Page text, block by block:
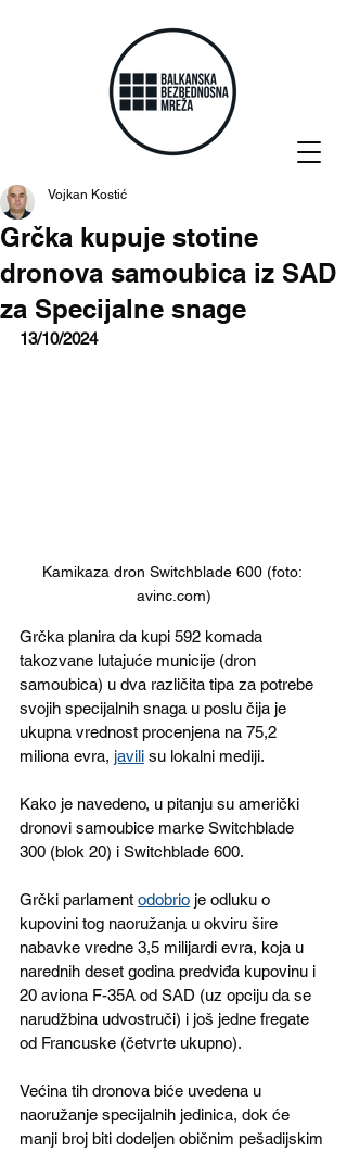
Grčka kupuje stotine
dronova samoubica iz SAD
za Specijalne snage
Vojkan Kostić
13/10/2024
Kamikaza dron Switchblade 600 (foto:
avinc.com)
Grčka planira da kupi 592 komada
takozvane lutajuće municije (dron
samoubica) u dva različita tipa za potrebe
svojih specijalnih snaga u poslu čija je
ukupna vrednost procenjena na 75,2
miliona evra, javili su lokalni mediji.
Kako je navedeno, u pitanju su američki
dronovi samoubice marke Switchblade
300 (blok 20) i Switchblade 600.
Grčki parlament odobrio je odluku o
kupovini tog naoružanja u okviru šire
nabavke vredne 3,5 milijardi evra, koja u
narednih deset godina predviđa kupovinu i
20 aviona F-35A od SAD (uz opciju da se
narudžbina udvostruči) i još jedne fregate
od Francuske (četvrte ukupno).
Većina tih dronova biće uvedena u
naoružanje specijalnih jedinica, dok će
manji broj biti dodeljen običnim pešadijskim